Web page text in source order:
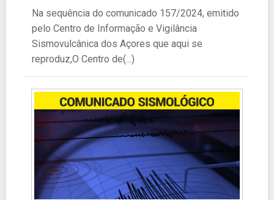
Na sequência do comunicado 157/2024, emitido
pelo Centro de Informação e Vigilância
Sismovulcânica dos Açores que aqui se
reproduz,O Centro de(...)